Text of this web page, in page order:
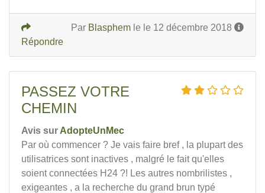
Par Blasphem le le 12 décembre 2018
Répondre
PASSEZ VOTRE
CHEMIN
Avis sur AdopteUnMec
Par où commencer ? Je vais faire bref , la plupart des
utilisatrices sont inactives , malgré le fait qu'elles
soient connectées H24 ?! Les autres nombrilistes ,
exigeantes , a la recherche du grand brun typé